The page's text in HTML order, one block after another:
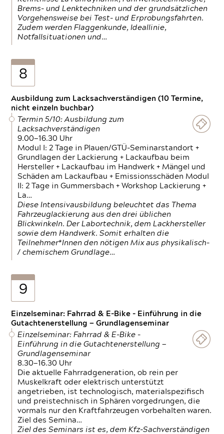
Brems- und Lenktechniken und der grundsätzlichen
Vorgehensweise bei Test- und Erprobungsfahrten.
Zudem werden Flaggenkunde, Ideallinie,
Notfallsituationen und…
8
Ausbildung zum Lacksachverständigen (10 Termine,
nicht einzeln buchbar)
Termin 5/10: Ausbildung zum
Lacksachverständigen
9.00—16.30 Uhr
Modul I: 2 Tage in Plauen/GTÜ-Seminarstandort +
Grundlagen der Lackierung + Lackaufbau beim
Hersteller + Lackaufbau im Handwerk + Mängel und
Schäden am Lackaufbau + Emissionsschäden Modul
II: 2 Tage in Gummersbach + Workshop Lackierung +
La…
Diese Intensivausbildung beleuchtet das Thema
Fahrzeuglackierung aus den drei üblichen
Blickwinkeln. Der Labortechnik, dem Lackhersteller
sowie dem Handwerk. Somit erhalten die
Teilnehmer*Innen den nötigen Mix aus physikalisch-
/ chemischem Grundlage…
9
Einzelseminar: Fahrrad & E-Bike - Einführung in die
Gutachtenerstellung — Grundlagenseminar
Einzelseminar: Fahrrad & E-Bike -
Einführung in die Gutachtenerstellung —
Grundlagenseminar
8.30—16.30 Uhr
Die aktuelle Fahrradgeneration, ob rein per
Muskelkraft oder elektrisch unterstützt
angetrieben, ist technologisch, materialspezifisch
und preistechnisch in Sphären vorgedrungen, die
vormals nur den Kraftfahrzeugen vorbehalten waren.
Ziel des Semina…
Ziel des Seminars ist es, dem Kfz-Sachverständigen